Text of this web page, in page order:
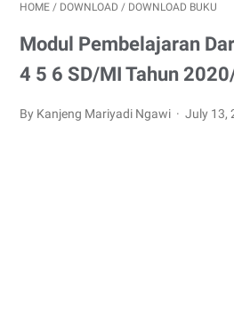
HOME / DOWNLOAD / DOWNLOAD BUKU
Modul Pembelajaran
4 5 6 SD/MI Tahun
By Kanjeng Mariyadi Ngawi July 13,